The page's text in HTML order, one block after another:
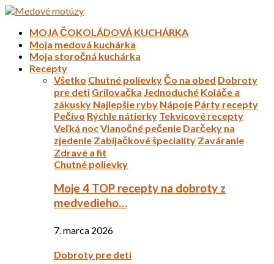
MOJA ČOKOLÁDOVÁ KUCHÁRKA
Moja medová kuchárka
Moja storočná kuchárka
Recepty
Všetko Chutné polievkyČo na obed Dobroty
pre deti Grilovačka Jednoduché Koláče a
zákusky Najlepšie ryby Nápoje Párty recepty
Pečivo Rýchle nátierky Tekvicové recepty
Veľká nocVianočné pečenie Darčeky na
zjedenie Zabíjačkové špeciality Zaváranie
Zdravé a fit
Chutné polievky
Moje 4 TOP recepty na dobroty z
medvedieho…
7. marca 2026
Dobroty pre deti